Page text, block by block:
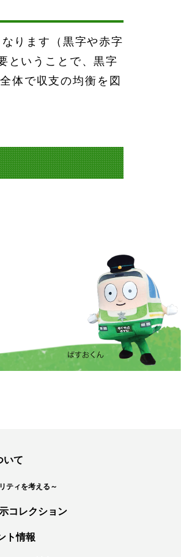
ります（黒字や赤字
ということで、黒字
体で収支の均衡を図
いて
ティを考える～
コレクション
ト情報